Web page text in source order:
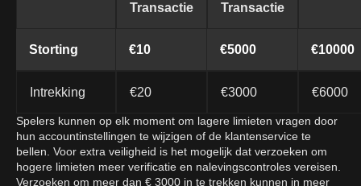
Transactie
Transactie
Storting €10 €5000 €10000
Intrekking €20 €3000 €6000
Spelers kunnen op elk moment om lagere limieten vragen door
hun accountinstellingen te wijzigen of de klantenservice te
bellen. Voor extra veiligheid is het mogelijk dat verzoeken om
hogere limieten meer verificatie en nalevingscontroles vereisen.
Verzoeken om meer dan € 3000 in te trekken kunnen in meer